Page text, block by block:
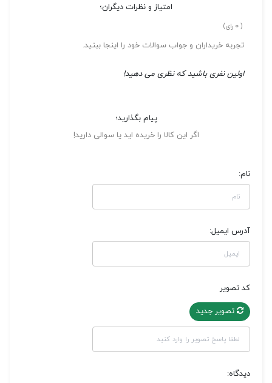
امتیاز و نظرات دیگران؛
(
0 رای)
تجربه خریداران و جواب سوالات خود را اینجا ببنید.
اولین نفری باشید که نظری می دهید!
پیام بگذارید؛
اگر این کالا را خریده اید یا سوالی دارید!
نام:
آدرس ایمیل:
کد تصویر
تصویر جدید
دیدگاه: